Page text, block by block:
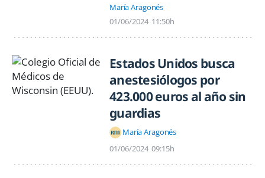
María Aragonés
01/06/2024 11:50h
Estados Unidos busca
anestesiólogos por
423.000 euros al año sin
guardias
María Aragonés
01/06/2024 09:15h